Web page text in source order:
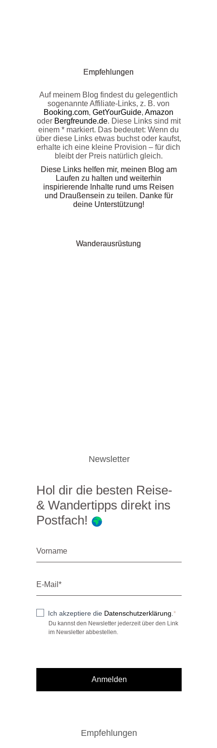
Empfehlungen
Auf meinem Blog findest du gelegentlich
sogenannte Affiliate-Links, z. B. von
Booking.com, GetYourGuide, Amazon
oder Bergfreunde.de. Diese Links sind mit
einem * markiert. Das bedeutet: Wenn du
über diese Links etwas buchst oder kaufst,
erhalte ich eine kleine Provision – für dich
bleibt der Preis natürlich gleich.
Diese Links helfen mir, meinen Blog am
Laufen zu halten und weiterhin
inspirierende Inhalte rund ums Reisen
und Draußensein zu teilen. Danke für
deine Unterstützung!
Wanderausrüstung
Newsletter
Hol dir die besten Reise-
& Wandertipps direkt ins
Postfach!
Ich akzeptiere die Datenschutzerklärung
Du kannst den Newsletter jederzeit über den Link
im Newsletter abbestellen.
Anmelden
Empfehlungen